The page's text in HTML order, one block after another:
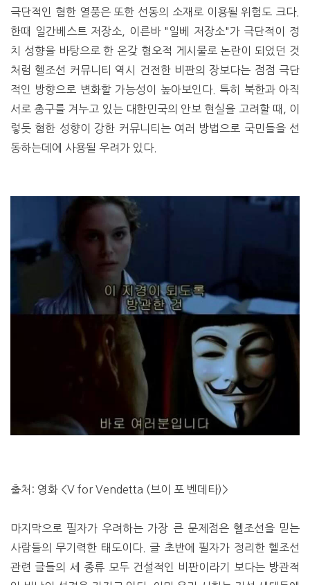
극단적인 혐한 열풍은 또한 선동의 소재로 이용될 위험도 크다.
한때 일간베스트 저장소, 이른바 "일베 저장소"가 극단적이 정
치 성향을 바탕으로 한 온갖 혐오적 게시물로 논란이 되었던 것
처럼 헬조선 커뮤니티 역시 건전한 비판의 장보다는 점점 극단
적인 방향으로 변화할 가능성이 높아보인다. 특히 북한과 아직
서로 총구를 겨누고 있는 대한민국의 안보 현실을 고려할 때, 이
렇듯 혐한 성향이 강한 커뮤니티는 여러 방법으로 국민들을 선
동하는데에 사용될 우려가 있다.
출처: 영화 <V for Vendetta (브이 포 벤데타)>
마지막으로 필자가 우려하는 가장 큰 문제점은 헬조선을 믿는
사람들의 무기력한 태도이다. 글 초반에 필자가 정리한 헬조선
관련 글들의 세 종류 모두 건설적인 비판이라기 보다는 방관적